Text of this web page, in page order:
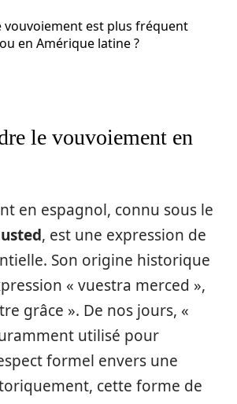
vouvoiement est plus fréquent
en Amérique latine ?
le vouvoiement en
en espagnol, connu sous le
, est une expression de
Son origine historique
« vuestra merced »,
grâce ». De nos jours, «
utilisé pour
formel envers une
cette forme de